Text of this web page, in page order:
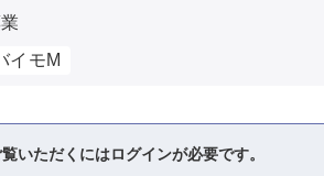
イモM
いただくにはログインが必要です。